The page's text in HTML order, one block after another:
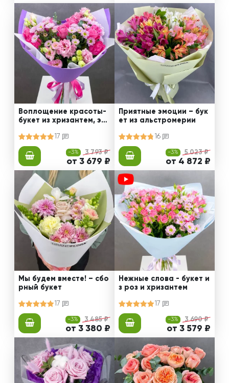
Воплощение красоты-
букет из хризантем, эус
17
-3% 3 793 ₽
от 3 679 ₽
Приятные эмоции – бук
ет из альстромерии
16
-3% 5 023 ₽
от 4 872 ₽
Мы будем вместе! – сбо
рный букет
17
-3% 3 485 ₽
от 3 380 ₽
Нежные слова - букет и
з роз и хризантем
17
-3% 3 690 ₽
от 3 579 ₽